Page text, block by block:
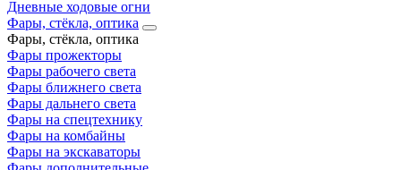
Дневные ходовые огни
Фары, стёкла, оптика
Фары, стёкла, оптика
Фары прожекторы
Фары рабочего света
Фары ближнего света
Фары дальнего света
Фары на спецтехнику
Фары на комбайны
Фары на экскаваторы